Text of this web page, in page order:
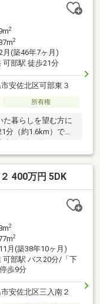
2
2
月(築46年7ヶ月)
可部駅 徒歩21分
安佐北区可部東３
所有権
暮らしを望む方に
（約1.6km）で、
す。公共交通の選択
スーパーや各種商業
た、市役所出張所
も身近にあり、暮ら
す。気になるなぁ、
現地の見学など遠慮
さい♪
400万円 5DK
2
2
月(築38年10ヶ月)
可部駅 バス20分/「下
歩9分
安佐北区三入南２